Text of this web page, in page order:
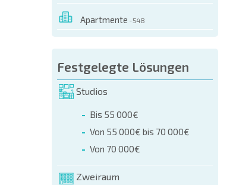
Apartmente - 548
Festgelegte Lösungen
Studios
Bis 55 000€
Von 55 000€ bis 70 000€
Von 70 000€
Zweiraum
OBJEKT BESTELLEN
(name, E-mail, phone)
+359 8 9797 99 03